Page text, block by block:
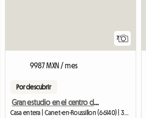
7
9987 MXN / mes
Por descubrir
Gran estudio en el centro de Canet Plage (66140) en alquiler por 1 noche.
Casa entera | Canet-en-Roussillon (66140) | 39 M2